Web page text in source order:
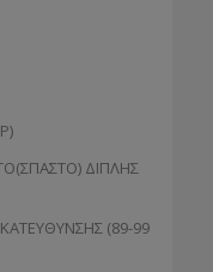
ΔΙΠΛΗΣ
ΚΑΤΕΥΘΥΝΣΗΣ (89-99